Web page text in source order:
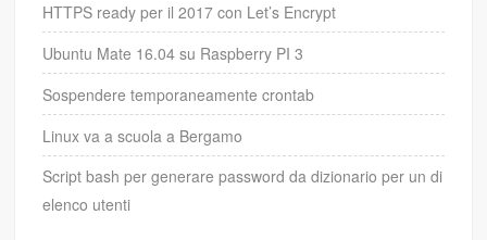
HTTPS ready per il 2017 con Let’s Encrypt
Ubuntu Mate 16.04 su Raspberry PI 3
Sospendere temporaneamente crontab
Linux va a scuola a Bergamo
Script bash per generare password da dizionario per un di
elenco utenti